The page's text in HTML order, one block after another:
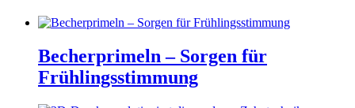
Becherprimeln – Sorgen für
Frühlingsstimmung